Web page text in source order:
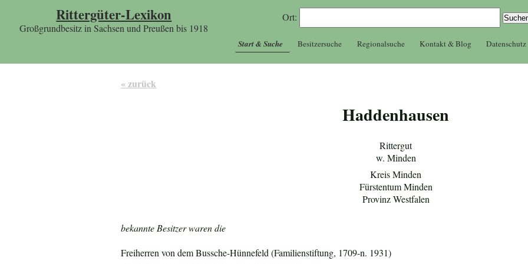
Rittergüter-Lexikon
Großgrundbesitz in Sachsen und Preußen bis 1918
Ort:
Start & Suche Besitzersuche Regionalsuche Kontakt & Blog Datenschutz
« zurück
Haddenhausen
Rittergut
w. Minden
Kreis Minden
Fürstentum Minden
Provinz Westfalen
bekannte Besitzer waren die
Freiherren von dem Bussche-Hünnefeld (Familienstiftung, 1709-n. 1931)